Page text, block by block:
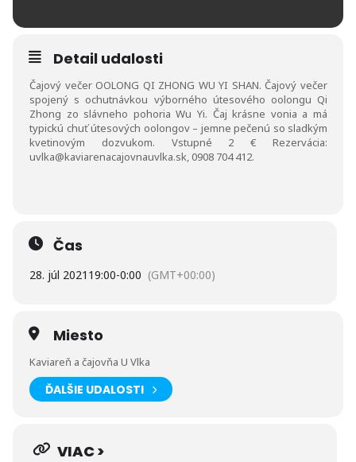
Detail udalosti
Čajový večer OOLONG QI ZHONG WU YI SHAN. Čajový večer
spojený s ochutnávkou výborného útesového oolongu Qi
Zhong zo slávneho pohoria Wu Yi. Čaj krásne vonia a má
typickú chuť útesových oolongov – jemne pečenú so sladkým
kvetinovým dozvukom. Vstupné 2 €
Rezervácia:
uvlka@kaviarenacajovnauvlka.sk, 0908 704 412.
Čas
28. júl 2021 19:00-0:00 (GMT+00:00)
Miesto
Kaviareň a čajovňa U Vlka
ĎALŠIE UDALOSTI
VIAC >